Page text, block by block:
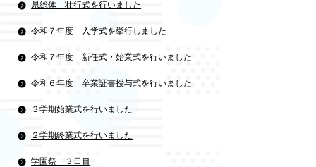
県総体 壮行式を行いました
令和７年度 入学式を挙行しました
令和７年度 新任式・始業式を行いました
令和６年度 卒業証書授与式を行いました
３学期始業式を行いました
２学期終業式を行いました
学園祭 ３日目